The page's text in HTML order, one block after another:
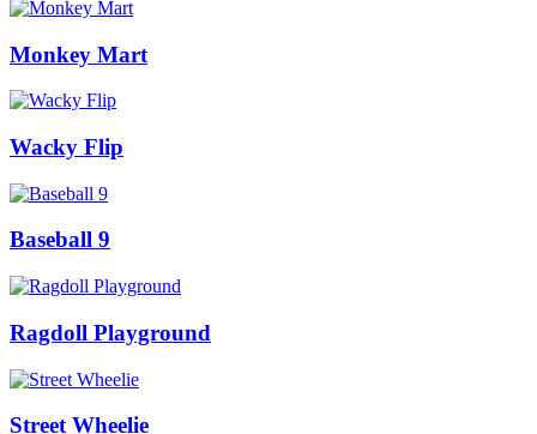
Monkey Mart
Wacky Flip
Baseball 9
Ragdoll Playground
Street Wheelie